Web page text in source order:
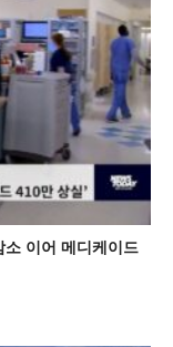
소 이어 메디케이드